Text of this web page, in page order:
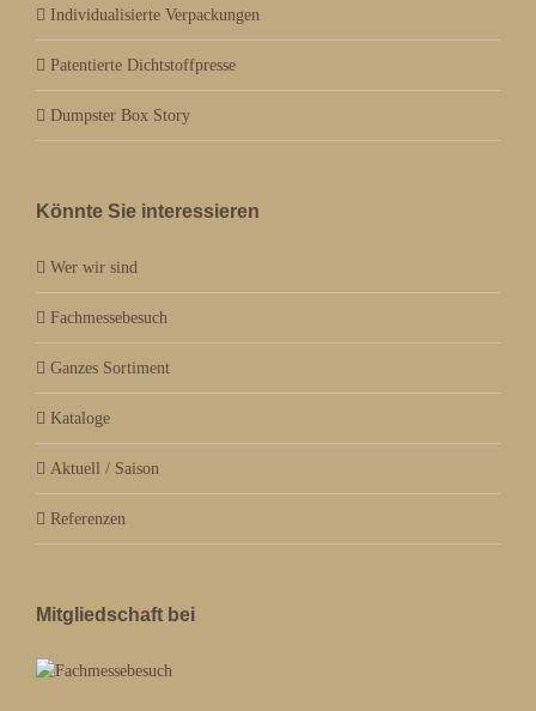
Individualisierte Verpackungen
Patentierte Dichtstoffpresse
Dumpster Box Story
Könnte Sie interessieren
Wer wir sind
Fachmessebesuch
Ganzes Sortiment
Kataloge
Aktuell / Saison
Referenzen
Mitgliedschaft bei